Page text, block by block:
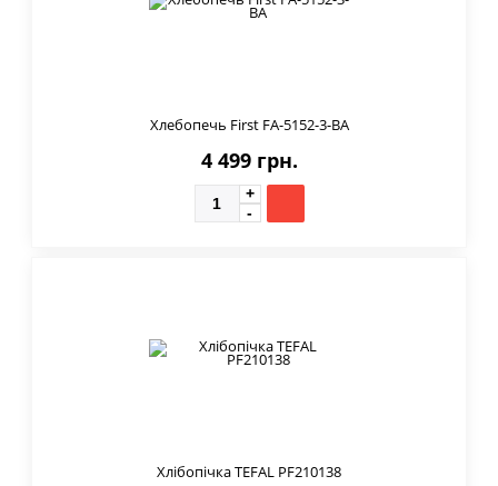
Хлебопечь First FA-5152-3-BA
4 499 грн.
Хлібопічка TEFAL PF210138